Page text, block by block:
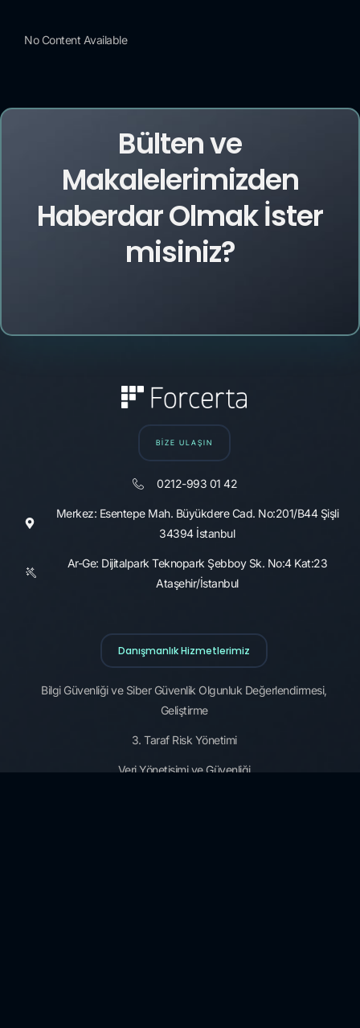
No Content Available
Bülten ve
Makalelerimizden
Haberdar Olmak İster
misiniz?
BİZE ULAŞIN
0212-993 01 42
Merkez: Esentepe Mah. Büyükdere Cad. No:201/B44 Şişli
34394 İstanbul
Ar-Ge: Dijitalpark Teknopark Şebboy Sk. No:4 Kat:23
Ataşehir/İstanbul
Danışmanlık Hizmetlerimiz
Bilgi Güvenliği ve Siber Güvenlik Olgunluk Değerlendirmesi,
Geliştirme
3. Taraf Risk Yönetimi
Veri Yönetişimi ve Güvenliği